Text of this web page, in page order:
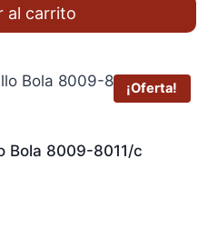
al carrito
¡Oferta!
Bola 8009-8011/c